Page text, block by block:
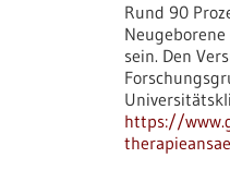
Rund 90
sein. Den
https://